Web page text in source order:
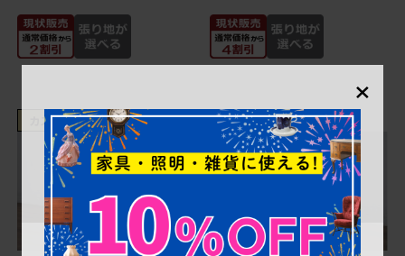
カスタムできます カスタムできます
×